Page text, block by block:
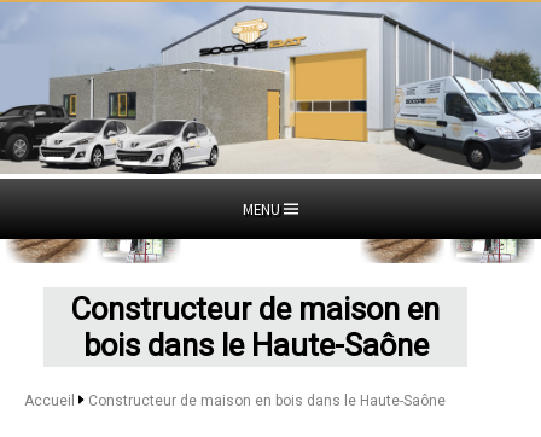
MENU
Constructeur de maison en
bois dans le Haute-Saône
Accueil Constructeur de maison en bois dans le Haute-Saône